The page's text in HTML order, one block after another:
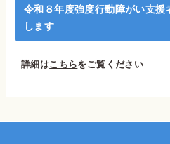
令和８年度強度行動障がい支援
します
詳細はこちらをご覧ください